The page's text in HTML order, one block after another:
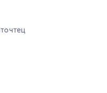
0 на основе 0 оценок